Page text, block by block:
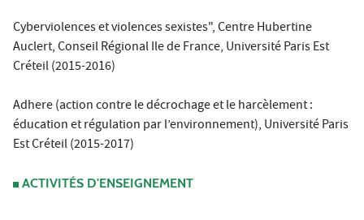
Cyberviolences et violences sexistes", Centre Hubertine
Auclert, Conseil Régional Ile de France, Université Paris Est
Créteil (2015-2016)
Adhere (action contre le décrochage et le harcèlement :
éducation et régulation par l’environnement), Université Paris
Est Créteil (2015-2017)
ACTIVITÉS D'ENSEIGNEMENT